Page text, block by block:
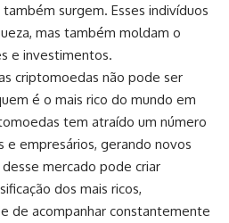
surgem. Esses indivíduos
mas também moldam o
e investimentos.
criptomoedas não pode ser
é o mais rico do mundo em
tem atraído um número
empresários, gerando novos
mercado pode criar
dos mais ricos,
de acompanhar constantemente